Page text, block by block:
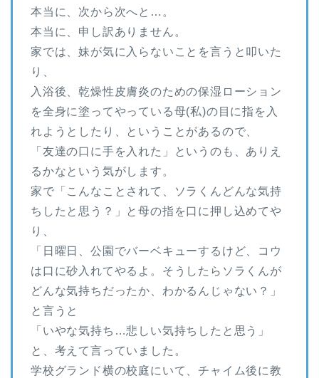
本当に、次から次へと…。
本当に、申し訳ありません。
家では、妹が気に入らないことを言うと叩いた
り、
入浴後、乾燥性皮膚炎のための保湿ローション
を全身に塗ってやっている母(私)の目に指を入
れようとしたり、ということがあるので、
「友達の口に手を入れた」というのも、ありえ
るかなという気がします。
家で「こんなことされて、ソラくんどんな気持
ちしたと思う？」と母の指を口に押し込めてや
り、
「日曜日、公園でバーベキューするけど、コウ
は口に砂入れてやるよ。そうしたらソラくんが
どんな気持ちだったか、わかるんじゃない？」
と言うと
「いやな気持ち…悲しい気持ちしたと思う」
と、考えて言っていました。
学校グランド横の校庭にいて、チャイム後に教